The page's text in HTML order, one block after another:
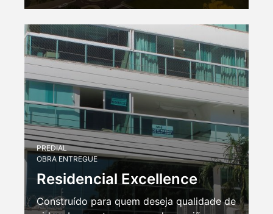
PREDIAL
OBRA ENTREGUE
Residencial Excellence
Construído para quem deseja qualidade de